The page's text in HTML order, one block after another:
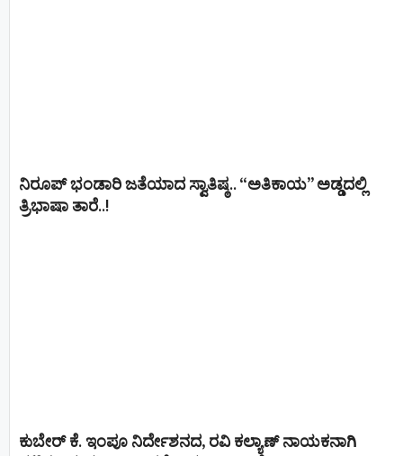
ನಿರೂಪ್ ಭಂಡಾರಿ ಜತೆಯಾದ ಸ್ವಾತಿಷ್ಠ.. “ಅತಿಕಾಯ” ಅಡ್ಡದಲ್ಲಿ
ತ್ರಿಭಾಷಾ ತಾರೆ..!
ಕುಬೇರ್ ಕೆ. ಇಂಪೂ ನಿರ್ದೇಶನದ, ರವಿ ಕಲ್ಯಾಣ್‍ ನಾಯಕನಾಗಿ